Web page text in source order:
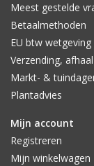
Meest gestelde
Betaalmethoden
EU btw wetgeving
Verzending,
Markt- &
Plantadvies
Mijn account
Registreren
Mijn winkelwagen